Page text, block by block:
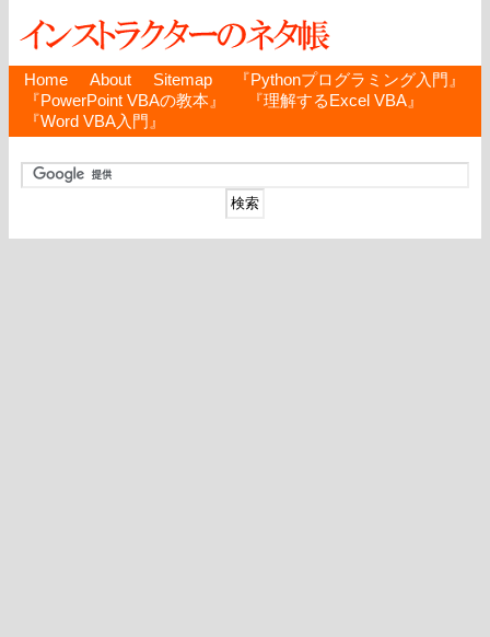
Home About Sitemap
『Pythonプログラミング入門』
『PowerPoint VBAの教本』
『理解するExcel VBA』
『Word VBA入門』